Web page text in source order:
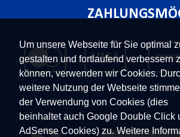
Um unsere Webseite für Sie optimal
gestalten und fortlaufend verbessern
können, verwenden wir Cookies.
weitere Nutzung der Webseite
der Verwendung von Cookies (dies
beinhaltet auch Google Double Click
AdSense Cookies) zu. Weitere